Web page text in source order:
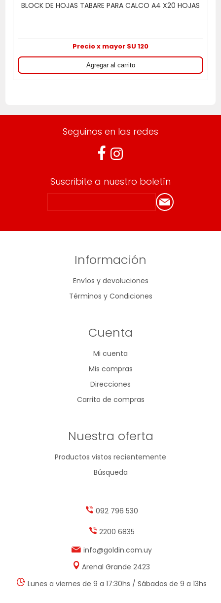
BLOCK DE HOJAS TABARE PARA CALCO A4 X20 HOJAS
Precio x mayor $U 120
Seguinos en las redes
Suscribite a nuestro boletín
Información
Envíos y devoluciones
Términos y Condiciones
Cuenta
Mi cuenta
Mis compras
Direcciones
Carrito de compras
Nuestra oferta
Productos vistos recientemente
Búsqueda
092 796 530
2200 6835
info@goldin.com.uy
Arenal Grande 2423
Lunes a viernes de 9 a 17:30hs / Sábados de 9 a 13hs